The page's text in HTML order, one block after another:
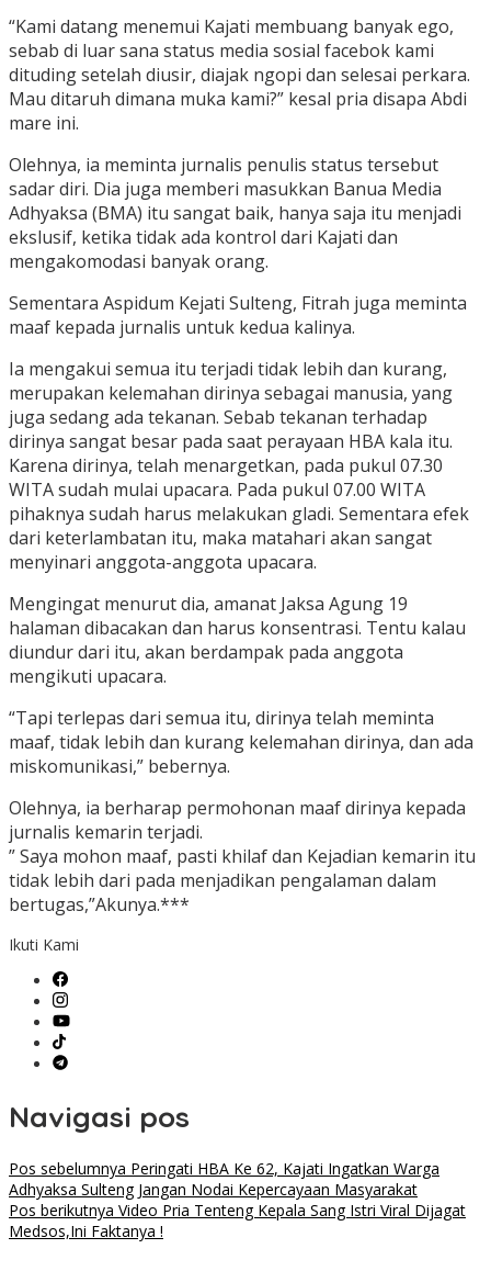
“Kami datang menemui Kajati membuang banyak ego,
sebab di luar sana status media sosial facebok kami
dituding setelah diusir, diajak ngopi dan selesai perkara.
Mau ditaruh dimana muka kami?” kesal pria disapa Abdi
mare ini.
Olehnya, ia meminta jurnalis penulis status tersebut
sadar diri. Dia juga memberi masukkan Banua Media
Adhyaksa (BMA) itu sangat baik, hanya saja itu menjadi
ekslusif, ketika tidak ada kontrol dari Kajati dan
mengakomodasi banyak orang.
Sementara Aspidum Kejati Sulteng, Fitrah juga meminta
maaf kepada jurnalis untuk kedua kalinya.
Ia mengakui semua itu terjadi tidak lebih dan kurang,
merupakan kelemahan dirinya sebagai manusia, yang
juga sedang ada tekanan. Sebab tekanan terhadap
dirinya sangat besar pada saat perayaan HBA kala itu.
Karena dirinya, telah menargetkan, pada pukul 07.30
WITA sudah mulai upacara. Pada pukul 07.00 WITA
pihaknya sudah harus melakukan gladi. Sementara efek
dari keterlambatan itu, maka matahari akan sangat
menyinari anggota-anggota upacara.
Mengingat menurut dia, amanat Jaksa Agung 19
halaman dibacakan dan harus konsentrasi. Tentu kalau
diundur dari itu, akan berdampak pada anggota
mengikuti upacara.
“Tapi terlepas dari semua itu, dirinya telah meminta
maaf, tidak lebih dan kurang kelemahan dirinya, dan ada
miskomunikasi,” bebernya.
Olehnya, ia berharap permohonan maaf dirinya kepada
jurnalis kemarin terjadi.
” Saya mohon maaf, pasti khilaf dan Kejadian kemarin itu
tidak lebih dari pada menjadikan pengalaman dalam
bertugas,”Akunya.***
Ikuti Kami
Navigasi pos
Pos sebelumnya Peringati HBA Ke 62, Kajati Ingatkan Warga
Adhyaksa Sulteng Jangan Nodai Kepercayaan Masyarakat
Pos berikutnya Video Pria Tenteng Kepala Sang Istri Viral Dijagat
Medsos,Ini Faktanya !